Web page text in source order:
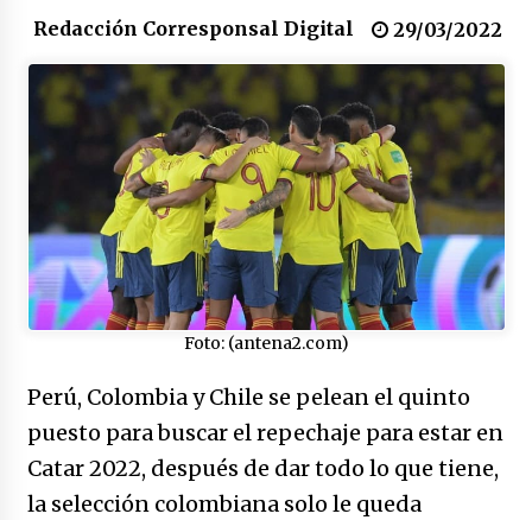
17/01/2026
Irán, donde están los pinches grupos
feministas
16/01/2026
Medellín necesita gobernantes con sentido
de pertenencia
15/01/2026
Falcao regresa con el rabo entre las patas
07/01/2026
Captura de Maduro, donde manda capitán,
no manda marinero.
04/01/2026
Redacción Corresponsal Digital 29/03/2022
Foto: (antena2.com)
Perú, Colombia y Chile se pelean el quinto
puesto para buscar el repechaje para estar en
Catar 2022, después de dar todo lo que tiene,
la selección colombiana solo le queda